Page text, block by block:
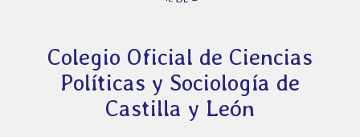
Colegio Oficial de Ciencias
Políticas y Sociología de
Castilla y León